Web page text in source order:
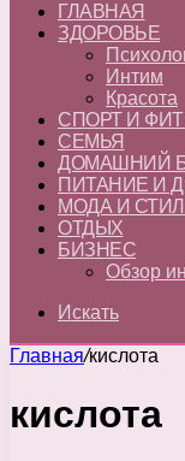
ГЛАВНАЯ
ЗДОРОВЬЕ
Интим
Красота
СПОРТ И
СЕМЬЯ
ДОМАШНИЙ
ПИТАНИЕ И
МОДА И
ОТДЫХ
БИЗНЕС
Обзор
Искать
Главная/кислота
кислота